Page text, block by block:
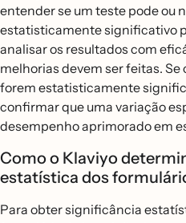
entender se um teste pode ou
estatisticamente significativo
analisar os resultados com
melhorias devem ser feitas.
forem estatisticamente
confirmar que uma variação
desempenho aprimorado em
Como o Klaviyo
estatística dos
Para obter significância